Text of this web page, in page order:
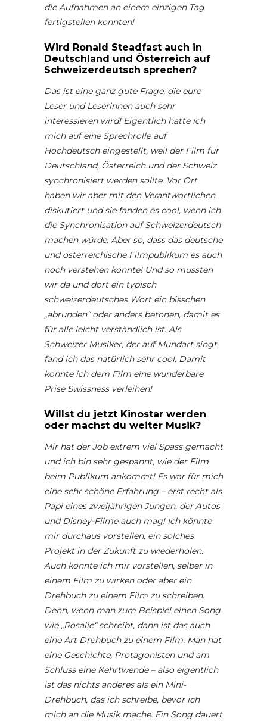
die Aufnahmen an einem einzigen Tag
fertigstellen konnten!
Wird Ronald Steadfast auch in
Deutschland und Österreich auf
Schweizerdeutsch sprechen?
Das ist eine ganz gute Frage, die eure
Leser und Leserinnen auch sehr
interessieren wird! Eigentlich hatte ich
mich auf eine Sprechrolle auf
Hochdeutsch eingestellt, weil der Film für
Deutschland, Österreich und der Schweiz
synchronisiert werden sollte. Vor Ort
haben wir aber mit den Verantwortlichen
diskutiert und sie fanden es cool, wenn ich
die Synchronisation auf Schweizerdeutsch
machen würde. Aber so, dass das deutsche
und österreichische Filmpublikum es auch
noch verstehen könnte! Und so mussten
wir da und dort ein typisch
schweizerdeutsches Wort ein bisschen
„abrunden“ oder anders betonen, damit es
für alle leicht verständlich ist. Als
Schweizer Musiker, der auf Mundart singt,
fand ich das natürlich sehr cool. Damit
konnte ich dem Film eine wunderbare
Prise Swissness verleihen!
Willst du jetzt Kinostar werden
oder machst du weiter Musik?
Mir hat der Job extrem viel Spass gemacht
und ich bin sehr gespannt, wie der Film
beim Publikum ankommt! Es war für mich
eine sehr schöne Erfahrung – erst recht als
Papi eines zweijährigen Jungen, der Autos
und Disney-Filme auch mag! Ich könnte
mir durchaus vorstellen, ein solches
Projekt in der Zukunft zu wiederholen.
Auch könnte ich mir vorstellen, selber in
einem Film zu wirken oder aber ein
Drehbuch zu einem Film zu schreiben.
Denn, wenn man zum Beispiel einen Song
wie „Rosalie“ schreibt, dann ist das auch
eine Art Drehbuch zu einem Film. Man hat
eine Geschichte, Protagonisten und am
Schluss eine Kehrtwende – also eigentlich
ist das nichts anderes als ein Mini-
Drehbuch, das ich schreibe, bevor ich
mich an die Musik mache. Ein Song dauert